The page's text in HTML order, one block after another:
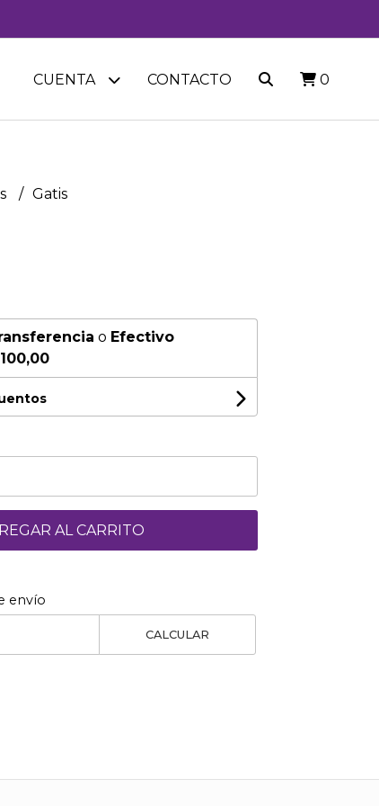
CUENTA CONTACTO 0
Gatis
o Efectivo
AL CARRITO
envío
CALCULAR